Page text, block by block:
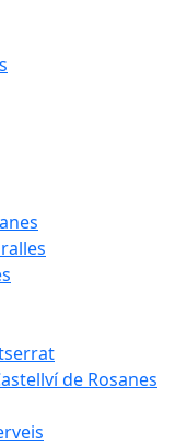
de Rosanes